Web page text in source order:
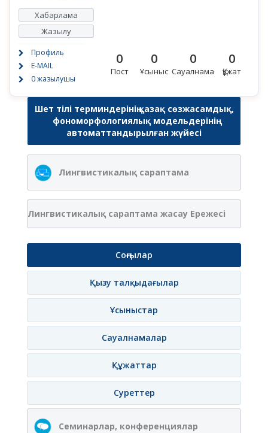
Хабарлама
Жазылу
Профиль
E-MAIL
0 жазылушы
0
Пост
0
Ұсыныс
0
Сауалнама
0
Құжат
Шет тілі терминдерінің қазақ сөзжасамдық,
фономорфологиялық модельдерінің
автоматтандырылған жүйесі
Лингвистикалық сараптама
Лингвистикалық сараптама жасау Ережесі
Соңғылар
Қызу талқыдағылар
Ұсыныстар
Сауалнамалар
Құжаттар
Суреттер
Семинарлар, конференциялар